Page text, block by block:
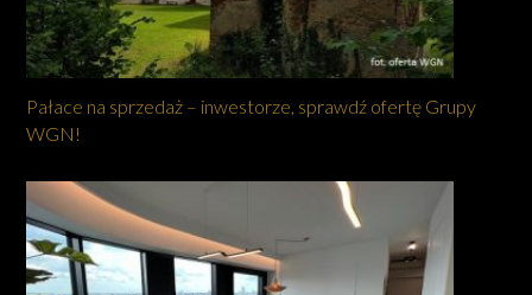
Pałace na sprzedaż – inwestorze, sprawdź ofertę Grupy
WGN!